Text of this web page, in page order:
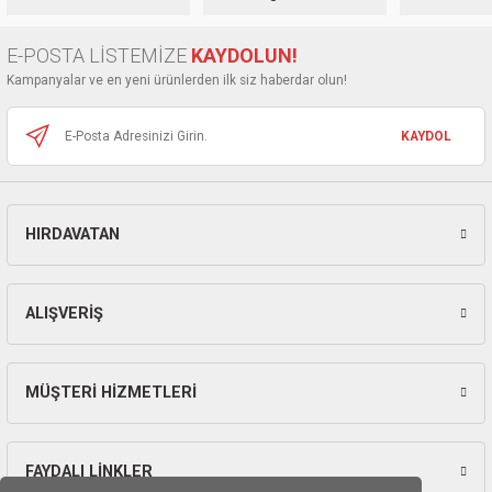
Ürün fiyatı diğer sitelerden daha pahalı.
Bu ürüne benzer farklı alternatifler olmalı.
E-POSTA LİSTEMİZE KAYDOLUN!
Kampanyalar ve en yeni ürünlerden ilk siz haberdar olun!
KAYDOL
HIRDAVATAN
ALIŞVERİŞ
MÜŞTERİ HİZMETLERİ
FAYDALI LİNKLER